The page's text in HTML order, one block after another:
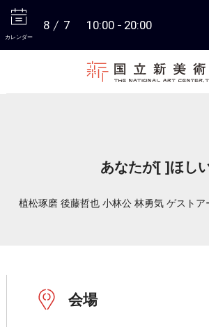
カレンダー
8 7 10:00 20:00
あなたが[ ]ほし
植松琢磨 後藤哲也 小林公 林勇気 ゲスト
会場